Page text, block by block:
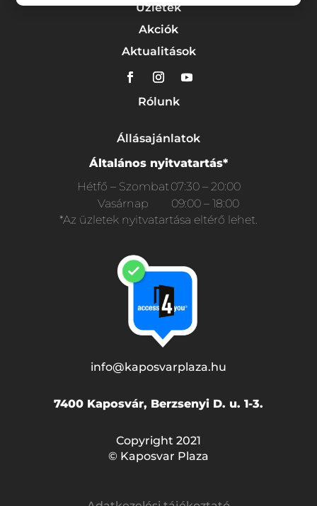
Üzletek
Akciók
Aktualitások
Rólunk
Állásajánlatok
Általános nyitvatartás*
Hétfő – Szombat07:30 – 20:00
Vasárnap
09:00 – 18:00
*Az üzletek nyitvatartása eltérő lehet.
info@kaposvarplaza.hu
7400 Kaposvár, Berzsenyi D. u. 1-3.
Copyright 2021
© Kaposvar Plaza